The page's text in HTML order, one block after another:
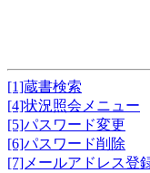
[1]蔵書検索
[4]状況照会メニュー
[5]パスワード変更
[6]パスワード削除
[7]メールアドレス登